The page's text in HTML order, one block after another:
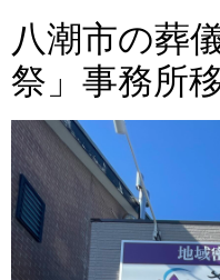
八潮市の葬
祭」事務所